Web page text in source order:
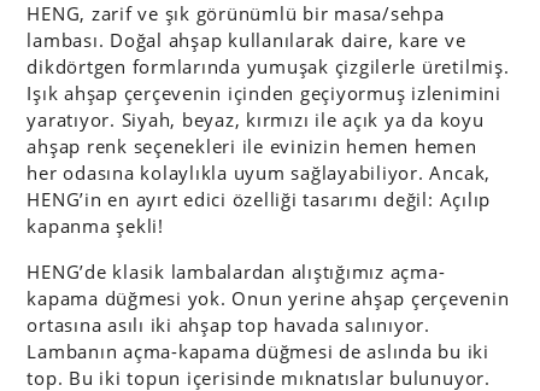
HENG, zarif ve şık görünümlü bir masa/sehpa
lambası. Doğal ahşap kullanılarak daire, kare ve
dikdörtgen formlarında yumuşak çizgilerle üretilmiş.
Işık ahşap çerçevenin içinden geçiyormuş izlenimini
yaratıyor. Siyah, beyaz, kırmızı ile açık ya da koyu
ahşap renk seçenekleri ile evinizin hemen hemen
her odasına kolaylıkla uyum sağlayabiliyor. Ancak,
HENG’in en ayırt edici özelliği tasarımı değil: Açılıp
kapanma şekli!
HENG’de klasik lambalardan alıştığımız açma-
kapama düğmesi yok. Onun yerine ahşap çerçevenin
ortasına asılı iki ahşap top havada salınıyor.
Lambanın açma-kapama düğmesi de aslında bu iki
top. Bu iki topun içerisinde mıknatıslar bulunuyor.